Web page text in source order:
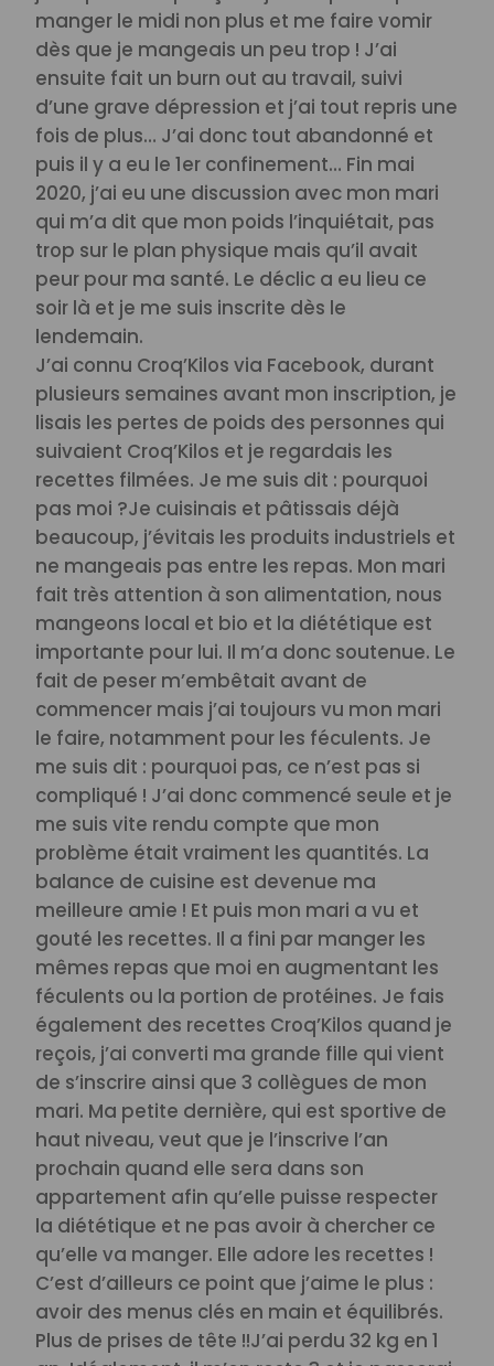
manger le midi non plus et me faire vomir
dès que je mangeais un peu trop ! J’ai
ensuite fait un burn out au travail, suivi
d’une grave dépression et j’ai tout repris une
fois de plus… J’ai donc tout abandonné et
puis il y a eu le 1er confinement… Fin mai
2020, j’ai eu une discussion avec mon mari
qui m’a dit que mon poids l’inquiétait, pas
trop sur le plan physique mais qu’il avait
peur pour ma santé. Le déclic a eu lieu ce
soir là et je me suis inscrite dès le
lendemain.
J’ai connu Croq’Kilos via Facebook, durant
plusieurs semaines avant mon inscription, je
lisais les pertes de poids des personnes qui
suivaient Croq’Kilos et je regardais les
recettes filmées. Je me suis dit : pourquoi
pas moi ?Je cuisinais et pâtissais déjà
beaucoup, j’évitais les produits industriels et
ne mangeais pas entre les repas. Mon mari
fait très attention à son alimentation, nous
mangeons local et bio et la diététique est
importante pour lui. Il m’a donc soutenue. Le
fait de peser m’embêtait avant de
commencer mais j’ai toujours vu mon mari
le faire, notamment pour les féculents. Je
me suis dit : pourquoi pas, ce n’est pas si
compliqué ! J’ai donc commencé seule et je
me suis vite rendu compte que mon
problème était vraiment les quantités. La
balance de cuisine est devenue ma
meilleure amie ! Et puis mon mari a vu et
gouté les recettes. Il a fini par manger les
mêmes repas que moi en augmentant les
féculents ou la portion de protéines. Je fais
également des recettes Croq’Kilos quand je
reçois, j’ai converti ma grande fille qui vient
de s’inscrire ainsi que 3 collègues de mon
mari. Ma petite dernière, qui est sportive de
haut niveau, veut que je l’inscrive l’an
prochain quand elle sera dans son
appartement afin qu’elle puisse respecter
la diététique et ne pas avoir à chercher ce
qu’elle va manger. Elle adore les recettes !
C’est d’ailleurs ce point que j’aime le plus :
avoir des menus clés en main et équilibrés.
Plus de prises de tête !!J’ai perdu 32 kg en 1